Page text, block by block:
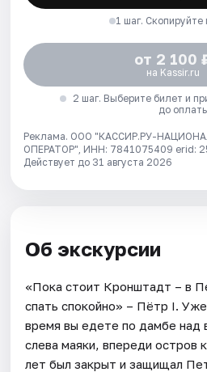
1 шаг. Скопируйте
от 2 100
на Kassir.ru
2 шаг. Выберите билет и
до
Реклама. ООО "КАССИР.РУ-
ОПЕРАТОР", ИНН: 7841075409 erid:
Действует до 31 августа 2026
Об экскурсии
«Пока стоит Кронштадт – в
спать спокойно» – Пётр I.
время вы едете по дамбе над
слева маяки, впереди остров
лет был закрыт и защищал